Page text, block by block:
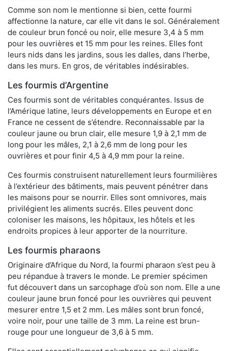
Comme son nom le mentionne si bien, cette fourmi
affectionne la nature, car elle vit dans le sol. Généralement
de couleur brun foncé ou noir, elle mesure 3,4 à 5 mm
pour les ouvrières et 15 mm pour les reines. Elles font
leurs nids dans les jardins, sous les dalles, dans l’herbe,
dans les murs. En gros, de véritables indésirables.
Les fourmis d’Argentine
Ces fourmis sont de véritables conquérantes. Issus de
l’Amérique latine, leurs développements en Europe et en
France ne cessent de s’étendre. Reconnaissable par la
couleur jaune ou brun clair, elle mesure 1,9 à 2,1 mm de
long pour les mâles, 2,1 à 2,6 mm de long pour les
ouvrières et pour finir 4,5 à 4,9 mm pour la reine.
Ces fourmis construisent naturellement leurs fourmilières
à l’extérieur des bâtiments, mais peuvent pénétrer dans
les maisons pour se nourrir. Elles sont omnivores, mais
privilégient les aliments sucrés. Elles peuvent donc
coloniser les maisons, les hôpitaux, les hôtels et les
endroits propices à leur apporter de la nourriture.
Les fourmis pharaons
Originaire d’Afrique du Nord, la fourmi pharaon s’est peu à
peu répandue à travers le monde. Le premier spécimen
fut découvert dans un sarcophage d’où son nom. Elle a une
couleur jaune brun foncé pour les ouvrières qui peuvent
mesurer entre 1,5 et 2 mm. Les mâles sont brun foncé,
voire noir, pour une taille de 3 mm. La reine est brun-
rouge pour une longueur de 3,6 à 5 mm.